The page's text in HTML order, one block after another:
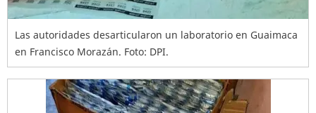
Las autoridades desarticularon un laboratorio en Guaimaca
en Francisco Morazán. Foto: DPI.